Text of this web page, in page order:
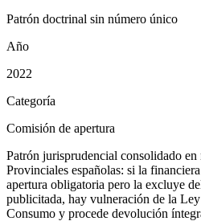
Patrón doctrinal sin número único
Año
2022
Categoría
Comisión de apertura
Patrón jurisprudencial consolidado en
Provinciales españolas: si la
apertura obligatoria pero la excluye
publicitada, hay vulneración de la
Consumo y procede devolución